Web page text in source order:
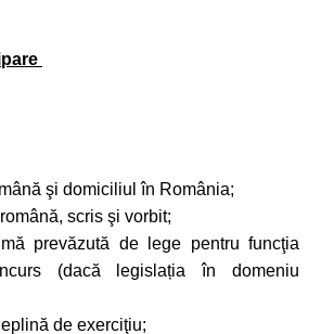
şi domiciliul în România;
scris şi vorbit;
prevăzută de lege pentru funcţia
(dacă legislația în domeniu
de exerciţiu;